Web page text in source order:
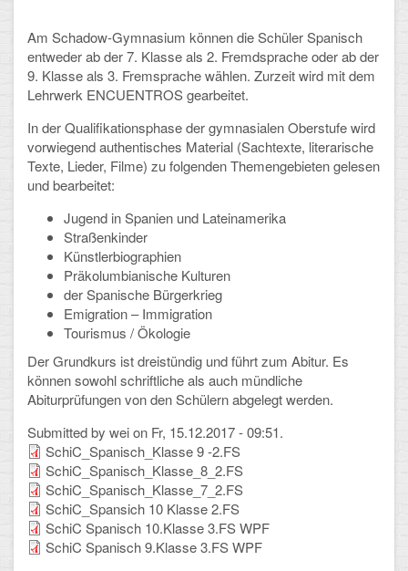
Schulalbum
SCHULLEBEN
Kollegium
Schulleitung
Gesamtelternvertretung
Sekretariat
Ganztagsschule
Berufsorientierung
Arbeitsgemeinschaften
Klima-Projekt
Elternchor
Förderverein
Am Schadow-Gymnasium können die Schüler Spanisch
entweder ab der 7. Klasse als 2. Fremdsprache oder ab der
9. Klasse als 3. Fremsprache wählen. Zurzeit wird mit dem
Lehrwerk ENCUENTROS gearbeitet.
In der Qualifikationsphase der gymnasialen Oberstufe wird
vorwiegend authentisches Material (Sachtexte, literarische
Texte, Lieder, Filme) zu folgenden Themengebieten gelesen
und bearbeitet:
Jugend in Spanien und Lateinamerika
Straßenkinder
Künstlerbiographien
Präkolumbianische Kulturen
der Spanische Bürgerkrieg
Emigration – Immigration
Tourismus / Ökologie
Der Grundkurs ist dreistündig und führt zum Abitur. Es
können sowohl schriftliche als auch mündliche
Abiturprüfungen von den Schülern abgelegt werden.
Submitted by weion Fr, 15.12.2017 - 09:51.
SchiC_Spanisch_Klasse 9 -2.FS
SchiC_Spanisch_Klasse_8_2.FS
SchiC_Spanisch_Klasse_7_2.FS
SchiC_Spansich 10 Klasse 2.FS
SchiC Spanisch 10.Klasse 3.FS WPF
SchiC Spanisch 9.Klasse 3.FS WPF